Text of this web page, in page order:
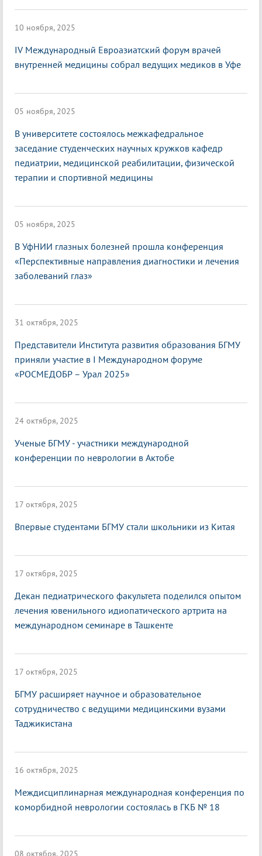
10 ноября, 2025
IV Международный Евроазиатский форум врачей
внутренней медицины собрал ведущих медиков в Уфе
05 ноября, 2025
В университете состоялось межкафедральное
заседание студенческих научных кружков кафедр
педиатрии, медицинской реабилитации, физической
терапии и спортивной медицины
05 ноября, 2025
В УфНИИ глазных болезней прошла конференция
«Перспективные направления диагностики и лечения
заболеваний глаз»
31 октября, 2025
Представители Института развития образования БГМУ
приняли участие в I Международном форуме
«РОСМЕДОБР – Урал 2025»
24 октября, 2025
Ученые БГМУ - участники международной
конференции по неврологии в Актобе
17 октября, 2025
Впервые студентами БГМУ стали школьники из Китая
17 октября, 2025
Декан педиатрического факультета поделился опытом
лечения ювенильного идиопатического артрита на
международном семинаре в Ташкенте
17 октября, 2025
БГМУ расширяет научное и образовательное
сотрудничество с ведущими медицинскими вузами
Таджикистана
16 октября, 2025
Междисциплинарная международная конференция по
коморбидной неврологии состоялась в ГКБ № 18
08 октября, 2025